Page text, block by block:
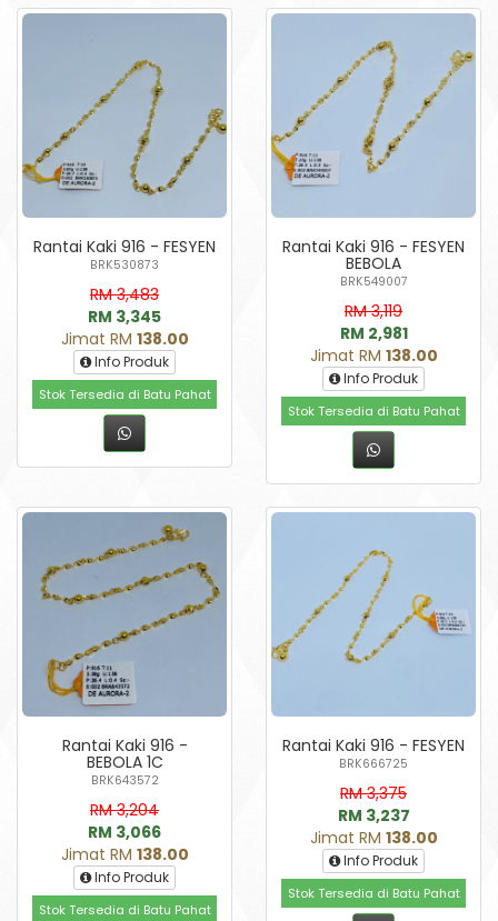
Rantai Kaki 916 - FESYEN
BRK530873
RM 3,483
RM 3,345
Jimat RM 138.00
Info Produk
Stok Tersedia di Batu Pahat
Rantai Kaki 916 - FESYEN
BEBOLA
BRK549007
RM 3,119
RM 2,981
Jimat RM 138.00
Info Produk
Stok Tersedia di Batu Pahat
Rantai Kaki 916 -
BEBOLA 1C
BRK643572
RM 3,204
RM 3,066
Jimat RM 138.00
Info Produk
Stok Tersedia di Batu Pahat
Rantai Kaki 916 - FESYEN
BRK666725
RM 3,375
RM 3,237
Jimat RM 138.00
Info Produk
Stok Tersedia di Batu Pahat